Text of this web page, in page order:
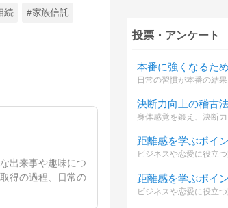
続 #家族信託
出来事や趣味につ
得の過程、日常の
投票・アンケート
本番に強くなるた
日常の習慣が本番の結
決断力向上の稽古
距離感を学ぶポイ
距離感を学ぶポイ